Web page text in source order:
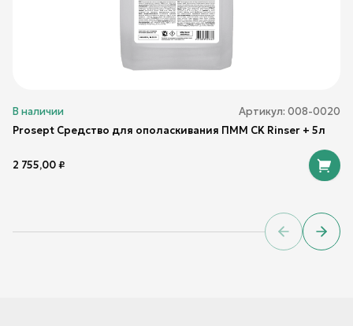
В наличии Артикул: 008-0020
Prosept Средство для ополаскивания ПММ CK Rinser + 5л
2 755,00₽
Previous
Next